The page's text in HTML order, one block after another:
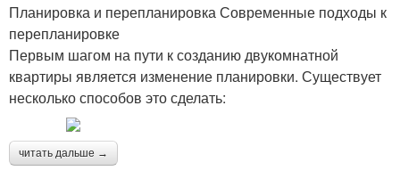
Планировка и перепланировка Современные подходы к
перепланировке
Первым шагом на пути к созданию двукомнатной
квартиры является изменение планировки. Существует
несколько способов это сделать:
читать дальше →